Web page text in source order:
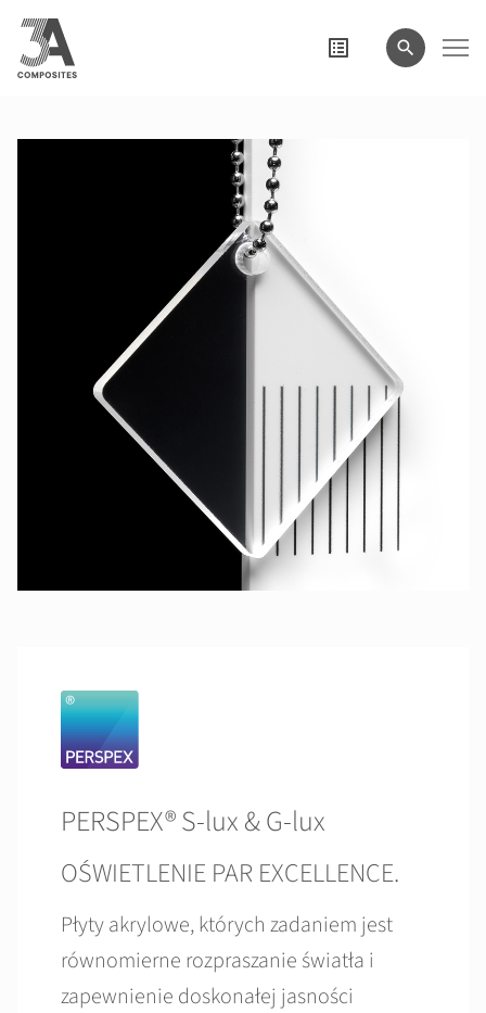
wyszukiwane
hasło
PERSPEX® S-lux & G-lux
OŚWIETLENIE PAR EXCELLENCE.
Płyty akrylowe, których zadaniem jest
równomierne rozpraszanie światła i
zapewnienie doskonałej jasności